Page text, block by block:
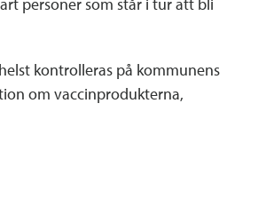
kontrolleras på kommunens
om vaccinprodukterna,